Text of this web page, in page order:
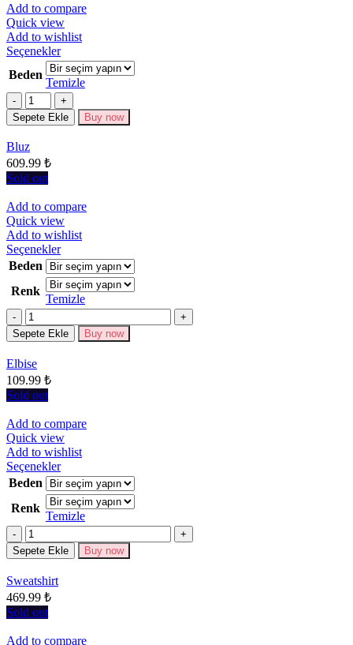
Add to compare
Quick view
Add to wishlist
SeçeneklerBu
ürünün
birden
fazla
varyasyonu
var.
Beden
Temizle
Miktar
Sepete Ekle Buy now
Bluz
609.99 ₺
Sold out
Add to compare
Quick view
Add to wishlist
SeçeneklerBu
ürünün
birden
fazla
varyasyonu
Seçenekler
Beden
Renk
Temizle
Miktar
Sepete Ekle Buy now
Elbise
109.99 ₺
Sold out
Add to compare
Quick view
Add to wishlist
SeçeneklerBu
ürünün
birden
fazla
varyasyonu
Seçenekler
Beden
Renk
Temizle
Miktar
Sepete Ekle Buy now
Sweatshirt
469.99 ₺
Sold out
Add to compare